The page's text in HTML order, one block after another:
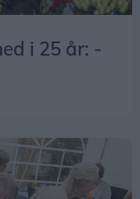
i 25 år: -